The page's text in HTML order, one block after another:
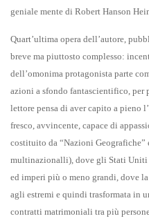
geniale mente di Robert Hanson
Quart’ultima opera dell’autore,
breve ma piuttosto complesso:
dell’omonima protagonista parte
azioni a sfondo fantascientifico, per
lettore pensa di aver capito a pieno
fresco, avvincente, capace di
costituito da “Nazioni Geografiche”
multinazionalli), dove gli Stati
ed imperi più o meno grandi, dove
agli estremi e quindi trasformata in
contratti matrimoniali tra più